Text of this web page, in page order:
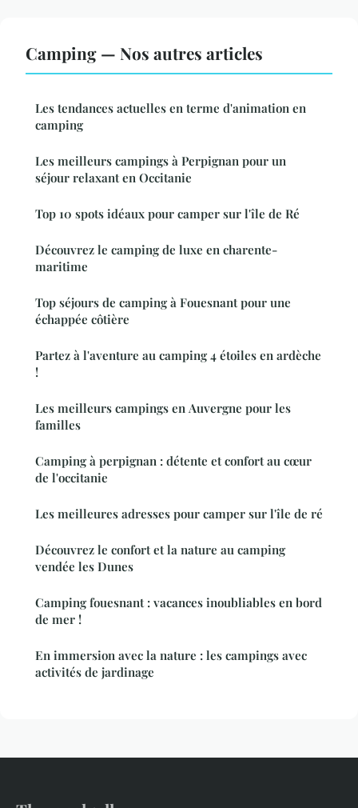
Camping — Nos autres articles
Les tendances actuelles en terme d'animation en
camping
Les meilleurs campings à Perpignan pour un
séjour relaxant en Occitanie
Top 10 spots idéaux pour camper sur l'île de Ré
Découvrez le camping de luxe en charente-
maritime
Top séjours de camping à Fouesnant pour une
échappée côtière
Partez à l'aventure au camping 4 étoiles en ardèche
!
Les meilleurs campings en Auvergne pour les
familles
Camping à perpignan : détente et confort au cœur
de l'occitanie
Les meilleures adresses pour camper sur l'île de ré
Découvrez le confort et la nature au camping
vendée les Dunes
Camping fouesnant : vacances inoubliables en bord
de mer !
En immersion avec la nature : les campings avec
activités de jardinage